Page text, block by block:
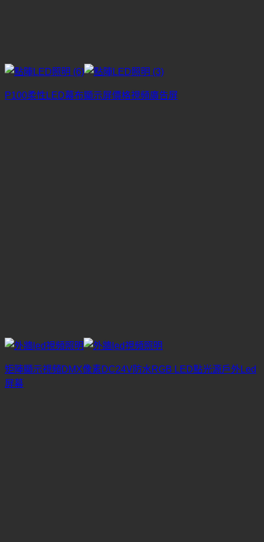
P100柔性LED幕布顯示屏價格視頻廣告屏
矩陣顯示視頻DMX像素DC24V防水RGB LED點光源戶外Led
屏幕